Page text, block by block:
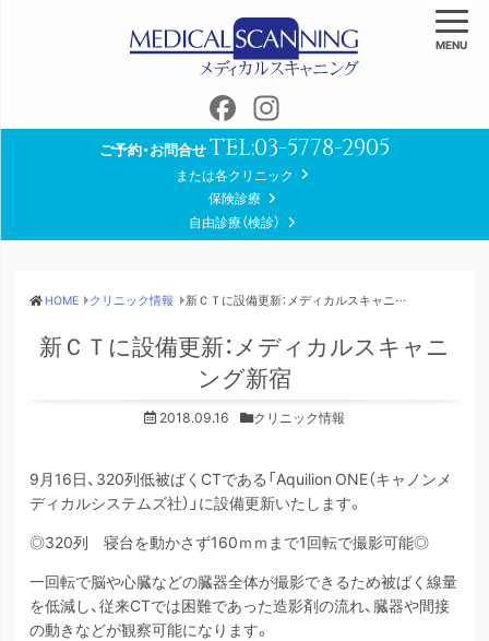
Facebook
ご予約・お問合せTEL:03-5778-2905
または各クリニック
保険診療
自由診療（検診）
MENU
HOME クリニック情報 新ＣＴに設備更新：メディカルスキャニング新宿
新ＣＴに設備更新：メディカルスキャニ
ング新宿
2018.09.16 クリニック情報
9月16日、320列低被ばくCTである「Aquilion ONE（キャノンメ
ディカルシステムズ社）」に設備更新いたします。
◎320列 寝台を動かさず160ｍｍまで1回転で撮影可能◎
一回転で脳や心臓などの臓器全体が撮影できるため被ばく線量
を低減し、従来CTでは困難であった造影剤の流れ、臓器や間接
の動きなどが観察可能になります。